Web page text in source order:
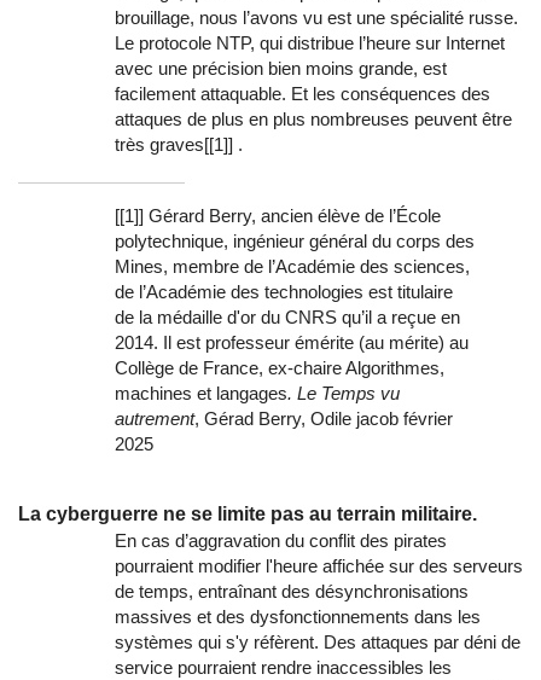
brouillage, nous l’avons vu est une spécialité russe.
Le protocole NTP, qui distribue l’heure sur Internet
avec une précision bien moins grande, est
facilement attaquable. Et les conséquences des
attaques de plus en plus nombreuses peuvent être
très graves[[1]] .
[[1]] Gérard Berry, ancien élève de l’École
polytechnique, ingénieur général du corps des
Mines, membre de l’Académie des sciences,
de l’Académie des technologies est titulaire
de la médaille d'or du CNRS qu’il a reçue en
2014. Il est professeur émérite (au mérite) au
Collège de France, ex-chaire Algorithmes,
machines et langages. Le Temps vu
autrement, Gérad Berry, Odile jacob février
2025
La cyberguerre ne se limite pas au terrain militaire.
En cas d’aggravation du conflit des pirates
pourraient modifier l'heure affichée sur des serveurs
de temps, entraînant des désynchronisations
massives et des dysfonctionnements dans les
systèmes qui s'y réfèrent. Des attaques par déni de
service pourraient rendre inaccessibles les